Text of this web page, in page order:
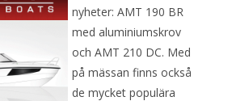
nyheter: AMT 190 BR
med aluminiumskrov
och AMT 210 DC. Med
på mässan finns också
de mycket populära